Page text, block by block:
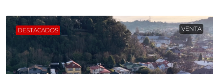
DESTACADOS VENTA